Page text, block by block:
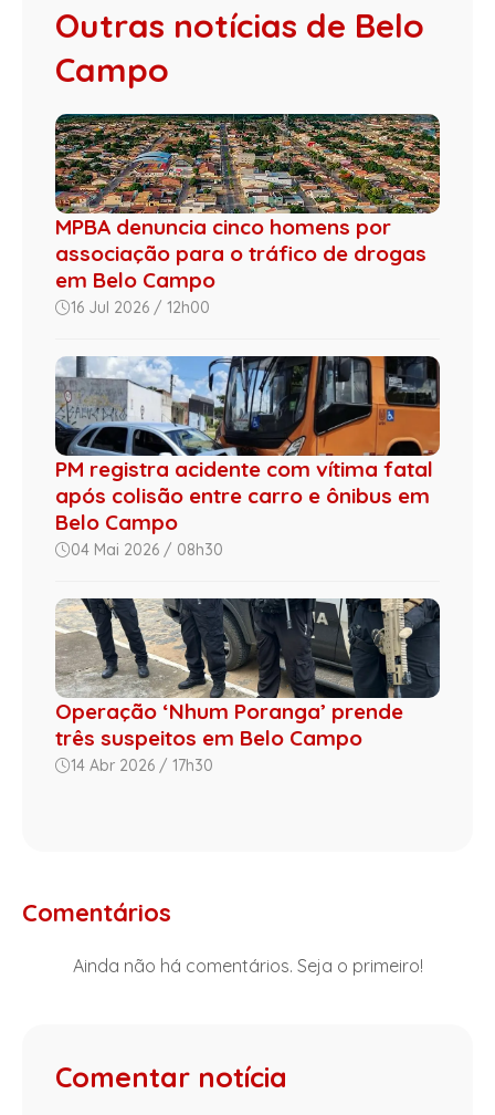
Outras notícias de Belo
Campo
MPBA denuncia cinco homens por
associação para o tráfico de drogas
em Belo Campo
16 Jul 2026 / 12h00
PM registra acidente com vítima fatal
após colisão entre carro e ônibus em
Belo Campo
04 Mai 2026 / 08h30
Operação ‘Nhum Poranga’ prende
três suspeitos em Belo Campo
14 Abr 2026 / 17h30
Comentários
Ainda não há comentários. Seja o primeiro!
Comentar notícia